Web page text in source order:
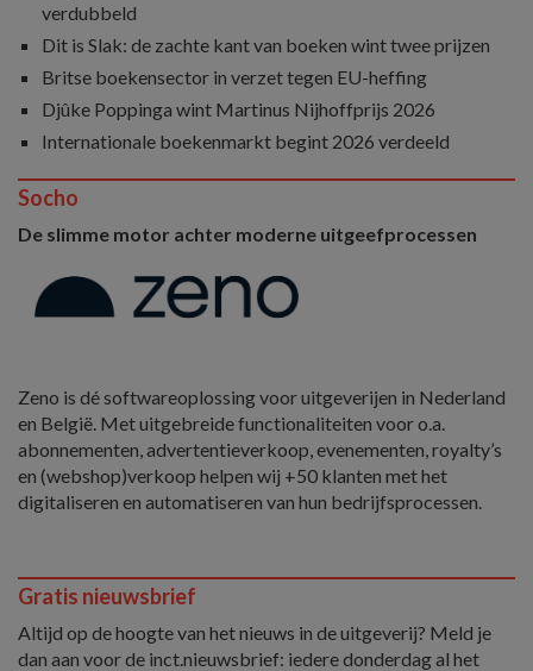
verdubbeld
Dit is Slak: de zachte kant van boeken wint twee prijzen
Britse boekensector in verzet tegen EU-heffing
Djûke Poppinga wint Martinus Nijhoffprijs 2026
Internationale boekenmarkt begint 2026 verdeeld
Socho
De slimme motor achter moderne uitgeefprocessen
Zeno is dé softwareoplossing voor uitgeverijen in Nederland
en België. Met uitgebreide functionaliteiten voor o.a.
abonnementen, advertentieverkoop, evenementen, royalty’s
en (webshop)verkoop helpen wij +50 klanten met het
digitaliseren en automatiseren van hun bedrijfsprocessen.
Gratis nieuwsbrief
Altijd op de hoogte van het nieuws in de uitgeverij? Meld je
dan aan voor de inct.nieuwsbrief: iedere donderdag al het